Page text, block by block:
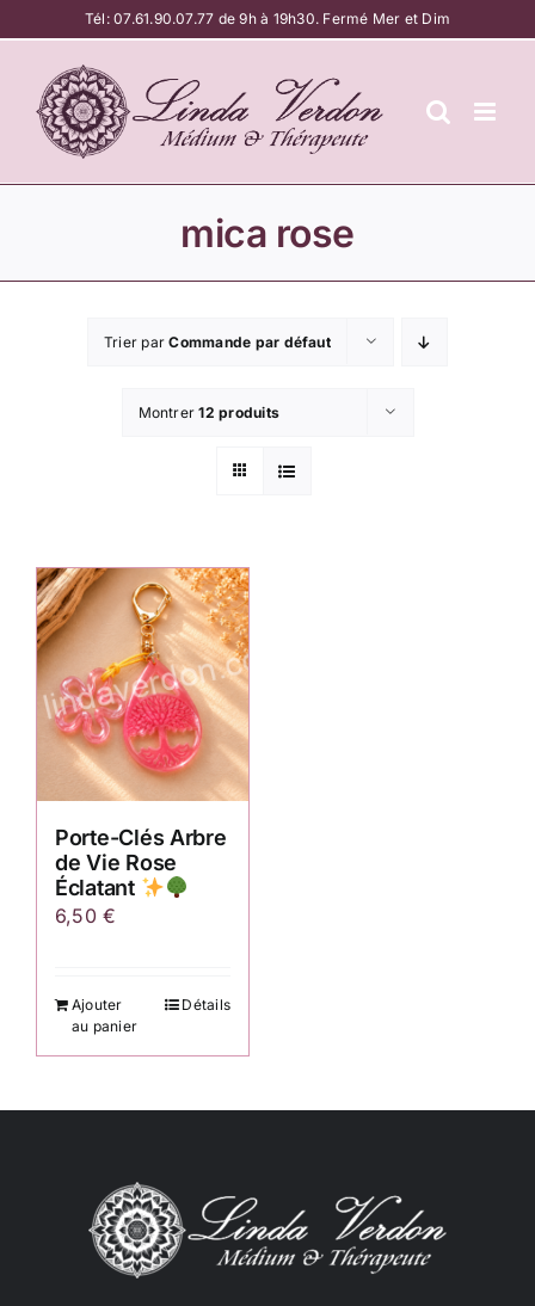
au
contenu
Tél:07.61.90.07.77 de 9h à 19h30. Fermé Mer et Dim
mica rose
Trier parCommande par défaut
Montrer12 produits
Porte-Clés Arbre
de Vie Rose
Éclatant
6,50€
Ajouter
au panier
Détails